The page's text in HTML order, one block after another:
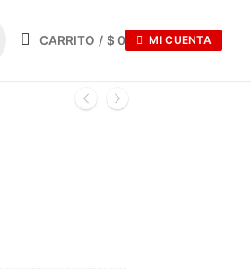
CARRITO / $ 0 MI CUENTA